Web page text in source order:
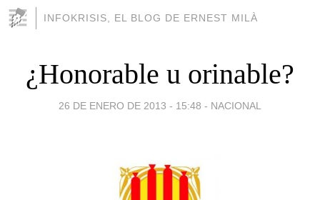
INFOKRISIS, EL BLOG DE ERNEST MILÀ
¿Honorable u orinable?
26 DE ENERO DE 2013 - 15:48 - NACIONAL